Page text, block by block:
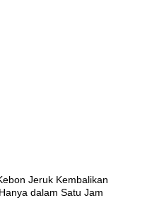
Jeruk Kembalikan
dalam Satu Jam